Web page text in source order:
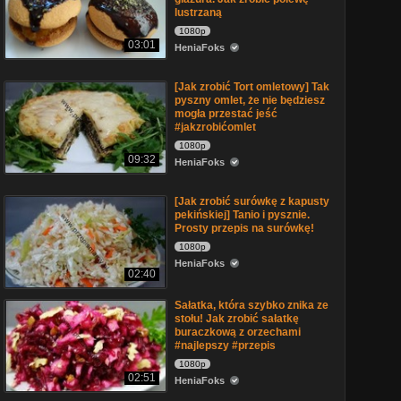
03:01
lustrzaną
1080p
HeniaFoks
09:32
[Jak zrobić Tort omletowy] Tak
pyszny omlet, że nie będziesz
mogła przestać jeść
#jakzrobićomlet
1080p
HeniaFoks
02:40
[Jak zrobić surówkę z kapusty
pekińskiej] Tanio i pysznie.
Prosty przepis na surówkę!
1080p
HeniaFoks
02:51
Sałatka, która szybko znika ze
stołu! Jak zrobić sałatkę
buraczkową z orzechami
#najlepszy #przepis
1080p
HeniaFoks